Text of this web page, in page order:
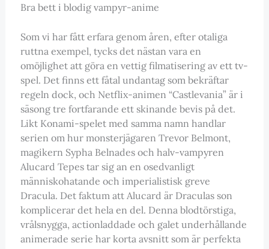
Bra bett i blodig vampyr-anime
Som vi har fått erfara genom åren, efter otaliga
ruttna exempel, tycks det nästan vara en
omöjlighet att göra en vettig filmatisering av ett tv-
spel. Det finns ett fåtal undantag som bekräftar
regeln dock, och Netflix-animen “Castlevania” är i
säsong tre fortfarande ett skinande bevis på det.
Likt Konami-spelet med samma namn handlar
serien om hur monsterjägaren Trevor Belmont,
magikern Sypha Belnades och halv-vampyren
Alucard Tepes tar sig an en osedvanligt
människohatande och imperialistisk greve
Dracula. Det faktum att Alucard är Draculas son
komplicerar det hela en del. Denna blodtörstiga,
vrålsnygga, actionladdade och galet underhållande
animerade serie har korta avsnitt som är perfekta